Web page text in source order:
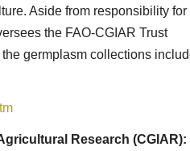
Aside from responsibility for
the FAO-CGIAR Trust
germplasm collections
Research (CGIAR):